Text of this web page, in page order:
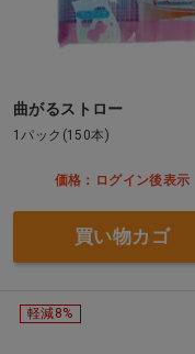
曲がるストロー
1パック(150本)
価格：ログイン後表示
買い物カゴ
軽減8%